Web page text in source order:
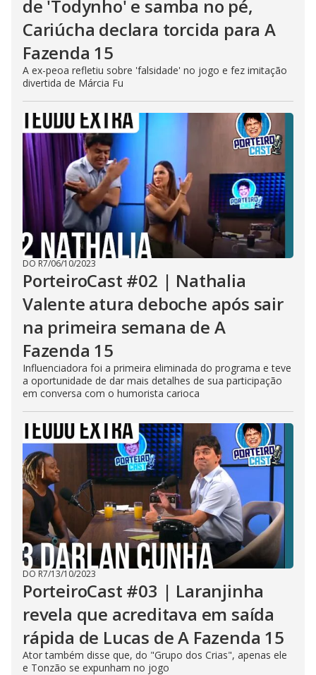
de 'Todynho' e samba no pé,
Cariúcha declara torcida para A
Fazenda 15
A ex-peoa refletiu sobre 'falsidade' no jogo e fez imitação
divertida de Márcia Fu
DO R7/06/10/2023
PorteiroCast #02 | Nathalia
Valente atura deboche após sair
na primeira semana de A
Fazenda 15
Influenciadora foi a primeira eliminada do programa e teve
a oportunidade de dar mais detalhes de sua participação
em conversa com o humorista carioca
DO R7/13/10/2023
PorteiroCast #03 | Laranjinha
revela que acreditava em saída
rápida de Lucas de A Fazenda 15
Ator também disse que, do "Grupo dos Crias", apenas ele
e Tonzão se expunham no jogo